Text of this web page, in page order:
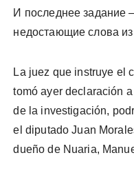
И последнее задание
недостающие слова
La juez que instruye el
tomó ayer declaración
de la investigación,
el diputado Juan
dueño de Nuaria,